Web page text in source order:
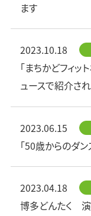
ます
2023.10.18
「まちかどフィ
ュースで紹介さ
2023.06.15
「50歳からのダ
2023.04.18
博多どんたく